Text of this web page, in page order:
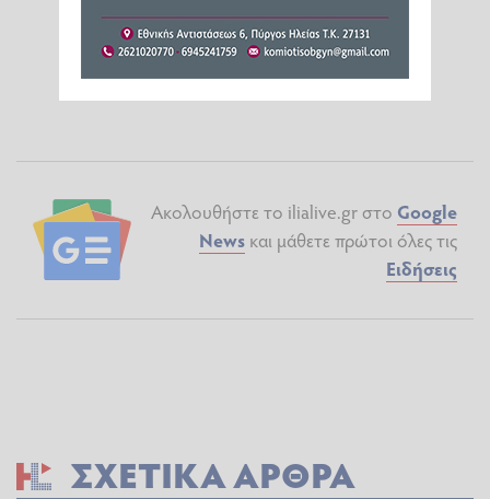
Ακολουθήστε το ilialive.gr στο Google
News και μάθετε πρώτοι όλες τις
Ειδήσεις
ΣΧΕΤΙΚΆ ΆΡΘΡΑ